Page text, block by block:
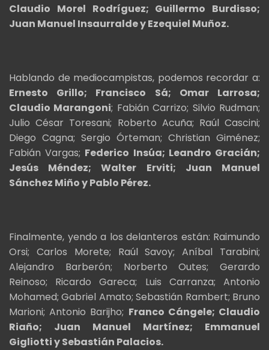
Claudio Morel Rodríguez; Guillermo Burdisso;
Juan Manuel Insaurralde y Ezequiel Muñoz.
Hablando de mediocampistas, podemos recordar a:
Ernesto Grillo; Francisco Sá; Omar Larrosa;
Claudio Marangoni; Fabián Carrizo; Silvio Rudman;
Julio César Toresani; Roberto Acuña; Raúl Cascini;
Diego Cagna; Sergio Órteman; Christian Giménez;
Fabián Vargas; Federico Insúa; Leandro Gracián;
Jesús Méndez; Walter Erviti; Juan Manuel
Sánchez Miño y Pablo Pérez.
Finalmente, yendo a los delanteros están: Raimundo
Orsi; Carlos Morete; Raúl Savoy; Aníbal Tarabini;
Alejandro Barberón; Norberto Outes; Gerardo
Reinoso; Ricardo Gareca; Luis Carranza; Antonio
Mohamed; Gabriel Amato; Sebastián Rambert; Bruno
Marioni; Antonio Barijho; Franco Cángele; Claudio
Riaño; Juan Manuel Martínez; Emmanuel
Gigliotti y Sebastián Palacios.